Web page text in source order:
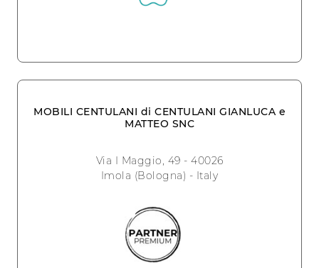
MOBILI CENTULANI di CENTULANI GIANLUCA e
MATTEO SNC
Via I Maggio, 49 - 40026
Imola (Bologna) - Italy